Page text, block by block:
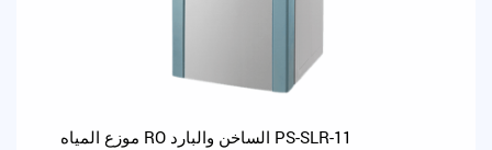
موزع المياه RO الساخن والبارد PS-SLR-11